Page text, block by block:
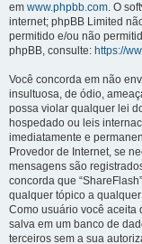
em www.phpbb.com. O
internet; phpBB Limited
permitido e/ou não
phpBB, consulte: https://
Você concorda em não
insultuosa, de ódio,
possa violar qualquer lei
hospedado ou leis
imediatamente e
Provedor de Internet, se
mensagens são
concorda que
qualquer tópico a
Como usuário você aceita
salva em um banco de
terceiros sem a sua